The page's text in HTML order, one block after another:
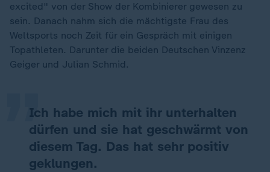
excited" von der Show der Kombinierer gewesen zu
sein. Danach nahm sich die mächtigste Frau des
Weltsports noch Zeit für ein Gespräch mit einigen
Topathleten. Darunter die beiden Deutschen Vinzenz
Geiger und Julian Schmid.
Ich habe mich mit ihr unterhalten
dürfen und sie hat geschwärmt von
diesem Tag. Das hat sehr positiv
geklungen.
„